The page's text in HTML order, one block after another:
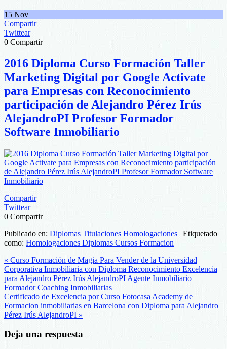
15 Nov
Compartir
Twittear
0 Compartir
2016 Diploma Curso Formación Taller
Marketing Digital por Google Activate
para Empresas con Reconocimiento
participación de Alejandro Pérez Irús
AlejandroPI Profesor Formador
Software Inmobiliario
Compartir
Twittear
0 Compartir
Publicado en: Diplomas Titulaciones Homologaciones | Etiquetado
como: Homologaciones Diplomas Cursos Formacion
« Curso Formación de Magia Para Vender de la Universidad
Corporativa Inmobiliaria con Diploma Reconocimiento Excelencia
para Alejandro Pérez Irús AlejandroPI Agente Inmobiliario
Formador Coaching Inmobiliarias
Certificado de Excelencia por Curso Fotocasa Academy de
Formacion inmobiliarias en Barcelona con Diploma para Alejandro
Pérez Irús AlejandroPI »
Deja una respuesta